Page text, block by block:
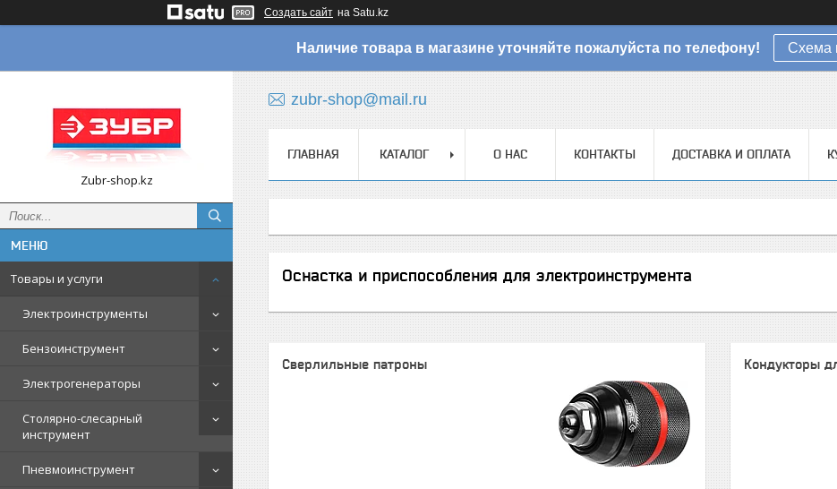
Создать сайт на Satu.kz
Наличие товара в магазине уточняйте пожалуйста по телефону! Схема
Zubr-shop.kz
Товары и услуги
Электроинструменты
Бензоинструмент
Электрогенераторы
Столярно-слесарный
инструмент
Пневмоинструмент
zubr-shop@mail.ru
ГЛАВНАЯ КАТАЛОГ О НАС КОНТАКТЫ ДОСТАВКА И ОПЛАТА
Оснастка и приспособления для электроинструмента
Сверлильные патроны Кондукторы